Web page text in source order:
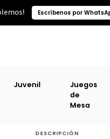
Escríbenos por
Juvenil
Juegos
de
Mesa
Guia
DESCRIPCIÓN